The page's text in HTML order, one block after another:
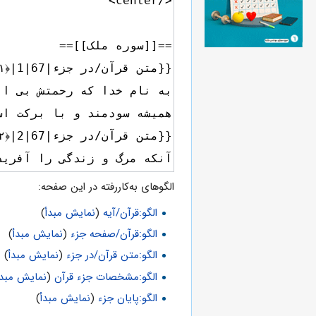
الگوهای به‌کاررفته در این صفحه:
الگو:قرآن/آیه(نمایش مبدأ)
الگو:قرآن/صفحه جزء (نمایش مبدأ)
الگو:متن قرآن/در جزء (نمایش مبدأ)
الگو:مشخصات جزء قرآن(نمایش
الگو:پایان جزء (نمایش مبدأ)